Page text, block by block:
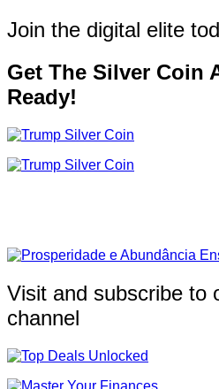
Join the digital elite
Get The Silver Coin
Ready!
Visit and subscribe to
channel